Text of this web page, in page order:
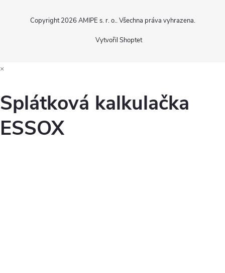
Vytvořil Shoptet
Copyright 2026 AMIPE s. r. o.. Všechna práva vyhrazena.
×
Splátková kalkulačka
ESSOX